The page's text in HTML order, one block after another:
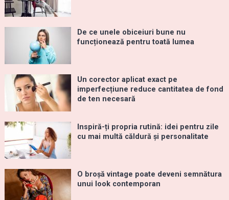
De ce unele obiceiuri bune nu
funcționează pentru toată lumea
Un corector aplicat exact pe
imperfecțiune reduce cantitatea de fond
de ten necesară
Inspiră-ți propria rutină: idei pentru zile
cu mai multă căldură și personalitate
O broșă vintage poate deveni semnătura
unui look contemporan